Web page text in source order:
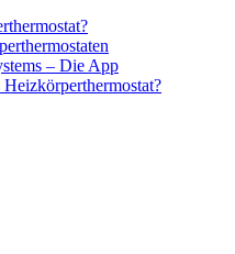
– Die App